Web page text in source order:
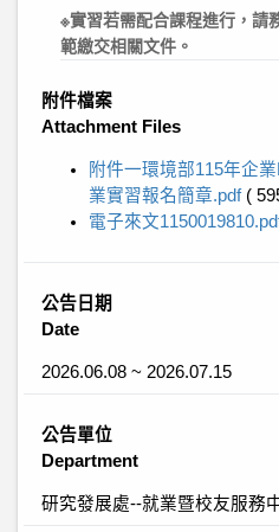
※實習若需配合課程進行，請
範繳交相關文件。
附件檔案
Attachment Files
附件一環境部115年企
業實習報名簡章.pdf (
電子來文
公告日期
Date
2026.06.08 ~ 2026.07.15
公告單位
Department
研究發展處--就業暨校友服務